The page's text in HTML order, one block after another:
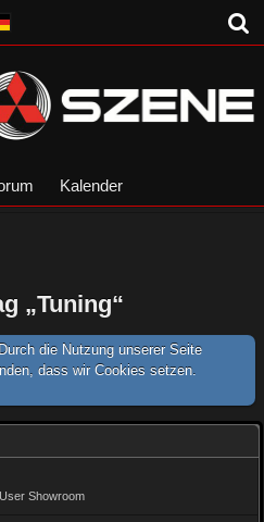
Kalender
„Tuning“
die Nutzung unserer Seite
dass wir Cookies setzen.
User Showroom